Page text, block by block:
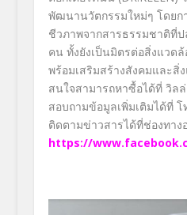
พัฒนานวัตกรรมใหม่ๆ โดยก
ชีวภาพจากสารธรรมชาติที่
คน ทั้งยังเป็นมิตรต่อสิ่งแวด
พร้อมเสริมสร้างสังคมและสิ่
สนใจสามารถหาซื้อได้ที่ วิล
สอบถามข้อมูลเพิ่มเติมได้ที่ โ
ติดตามข่าวสารได้ที่ช่องทาง
https://